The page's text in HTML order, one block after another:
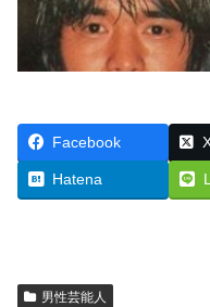
Facebook
Hatena
男性芸能人